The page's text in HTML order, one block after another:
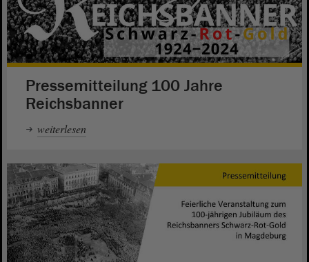
Pressemitteilung 100 Jahre
Reichsbanner
weiterlesen